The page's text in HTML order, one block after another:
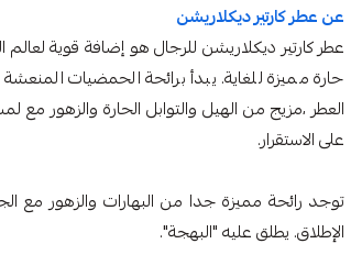
عن عطر كارتير ديكلاريشن
عطر كارتير ديكلاريشن للرجال هو إضافة قوية
حارة مميزة للغاية. يبدأ برائحة الحمضيات
العطر ،مزيج من الهيل والتوابل الحارة والزهور
على الاستقرار.
توجد رائحة مميزة جدا من البهارات والزهور مع
الإطلاق. يطلق عليه "البهجة".